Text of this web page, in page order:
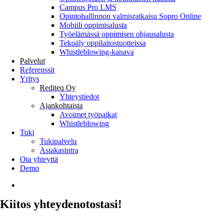
Campus Pro LMS
Opintohallinnon valmisratkaisu Sopro Online
Mobiili oppimisalusta
Työelämässä oppimisen ohjausalusta
Tekoäly oppilaitostuotteissa
Whistleblowing-kanava
Palvelut
Referenssit
Yritys
Rediteq Oy
Yhteystiedot
Ajankohtaista
Avoimet työpaikat
Whistleblowing
Tuki
Tukipalvelu
Asiakasintra
Ota yhteyttä
Demo
Kiitos yhteydenotostasi!